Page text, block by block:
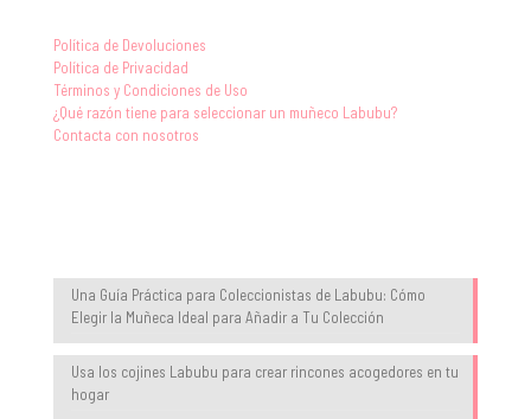
Política de Devoluciones
Política de Privacidad
Términos y Condiciones de Uso
¿Qué razón tiene para seleccionar un muñeco Labubu?
Contacta con nosotros
Una Guía Práctica para Coleccionistas de Labubu: Cómo
Elegir la Muñeca Ideal para Añadir a Tu Colección
Usa los cojines Labubu para crear rincones acogedores en tu
hogar